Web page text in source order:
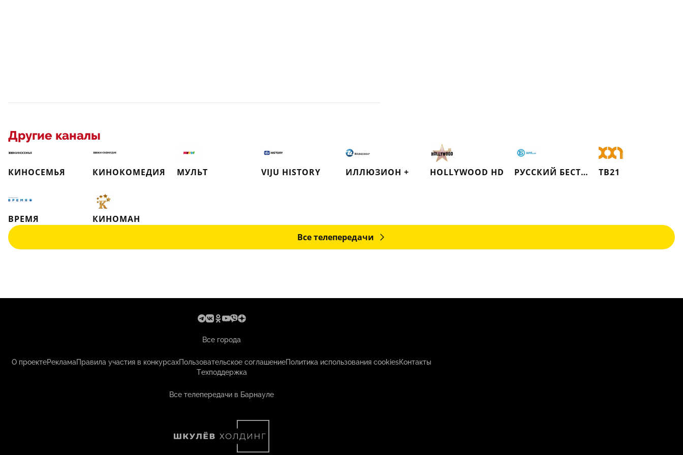
Другие каналы
КИНОСЕМЬЯ КИНОКОМЕДИЯ МУЛЬТ VIJU HISTORY ИЛЛЮЗИОН + HOLLYWOOD HD РУССКИЙ БЕСТСЕЛЛЕР ТВ21
ВРЕМЯ
КИНОМАН
Все телепередачи
Все города
О проектеРекламаПравила участия в конкурсахПользовательское соглашениеПолитика использования cookiesКонтакты
Техподдержка
Все телепередачи в Барнауле